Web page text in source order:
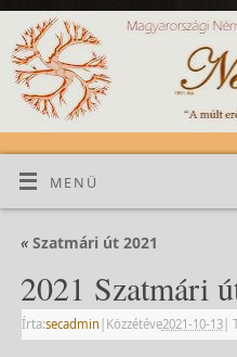
MENÜ
«Szatmári út 2021
2021 Szatmári
Írta:secadmin | Közzétéve2021-10-13|